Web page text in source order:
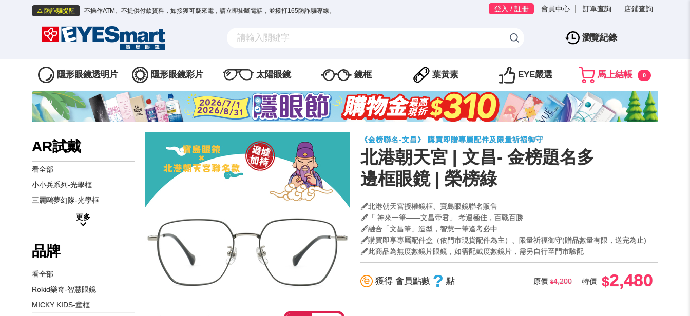
⚠️ 防詐騙提醒 不操作ATM、不提供付款資料，如接獲可疑來電，請立即掛斷電話，並撥打165防詐騙專線。 登入 / 註冊 會員中心 訂單查詢 店鋪查詢
瀏覽紀錄
隱形眼鏡透明片 隱形眼鏡彩片 太陽眼鏡 鏡框 葉黃素 EYE嚴選 馬上結帳 0
AR試戴
看全部
小小兵系列-光學框
三麗鷗夢幻隊-光學框
更多
品牌
看全部
Rokid樂奇-智慧眼鏡
MICKY KIDS-童框
《金榜聯名-文昌》 購買即贈專屬配件及限量祈福御守
北港朝天宮 | 文昌- 金榜題名多
邊框眼鏡 | 榮榜綠
🖋️北港朝天宮授權鏡框、寶島眼鏡聯名販售
🖋️「 神來一筆——文昌帝君」 考運極佳，百戰百勝
🖋️融合「文昌筆」造型，智慧一筆逢考必中
🖋️購買即享專屬配件盒（依門市現貨配件為主）、限量祈福御守(贈品數量有限，送完為止)
🖋️此商品為無度數鏡片眼鏡，如需配戴度數鏡片，需另自行至門市驗配
獲得 會員點數 ? 點 原價 4,200 特價 2,480